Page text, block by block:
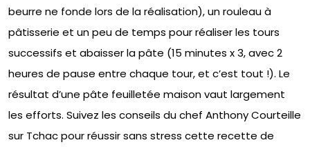
beurre ne fonde lors de la réalisation), un rouleau à
pâtisserie et un peu de temps pour réaliser les tours
successifs et abaisser la pâte (15 minutes x 3, avec 2
heures de pause entre chaque tour, et c’est tout !). Le
résultat d’une pâte feuilletée maison vaut largement
les efforts. Suivez les conseils du chef Anthony Courteille
sur Tchac pour réussir sans stress cette recette de